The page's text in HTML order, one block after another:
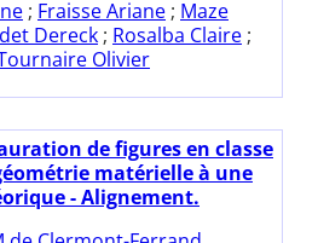
; Fraisse Ariane ; Maze
Dereck ; Rosalba Claire ;
Olivier
de figures en classe
matérielle à une
- Alignement.